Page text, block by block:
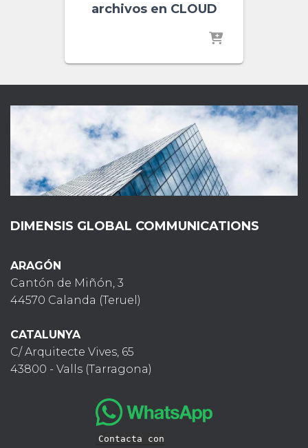
archivos en CLOUD
DIMENSIS GLOBAL COMMUNICATIONS
ARAGÓN
Cantón de Miñón, 3
44570 Calanda (Teruel)
CATALUNYA
C/ Arquitecte Vives, 65
43800 - Valls (Tarragona)
Contacta con